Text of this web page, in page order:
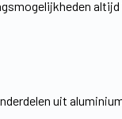
uit